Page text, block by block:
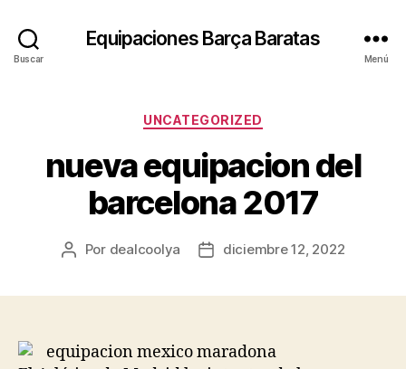
Buscar
Equipaciones Barça Baratas
Menú
Categorías
UNCATEGORIZED
nueva equipacion del
barcelona 2017
Autor
Por dealcoolya
Fechadiciembre 12, 2022